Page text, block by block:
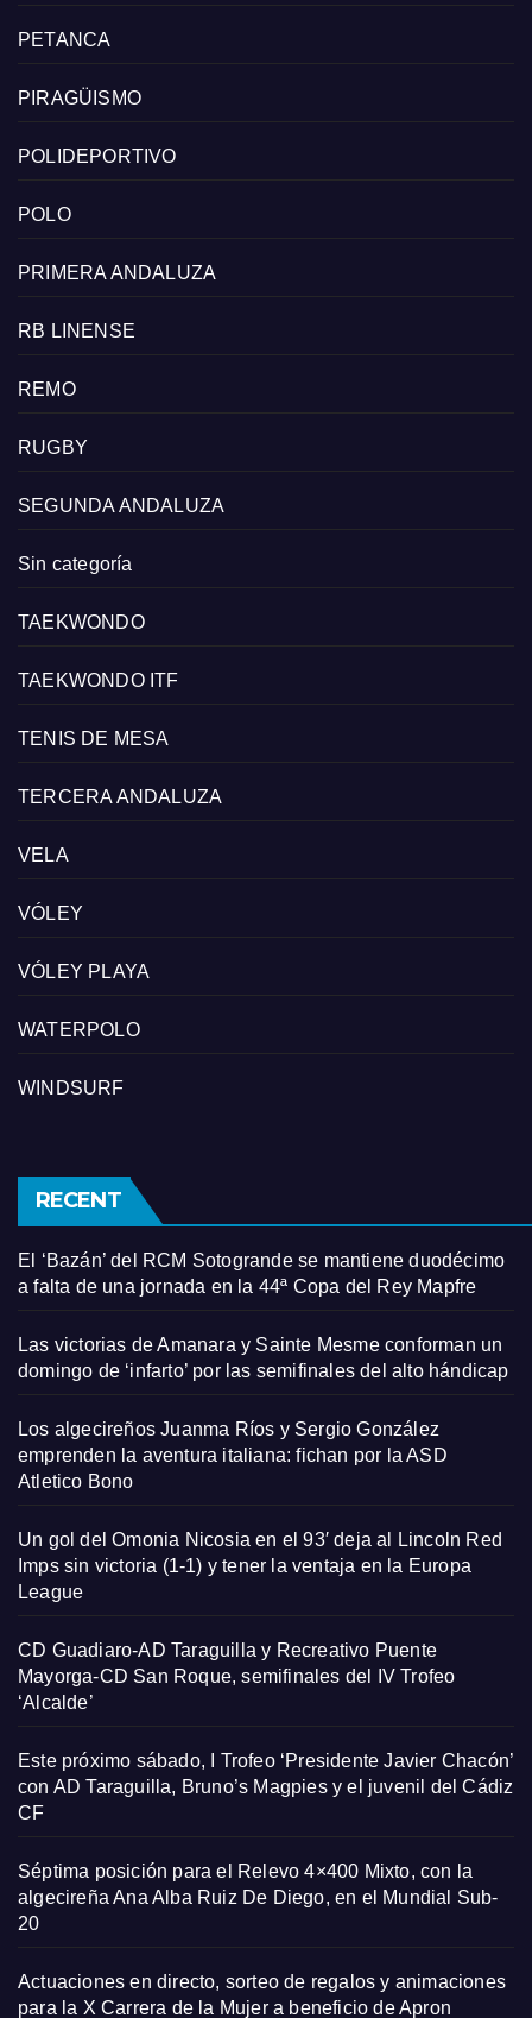
PETANCA
PIRAGÜISMO
POLIDEPORTIVO
POLO
PRIMERA ANDALUZA
RB LINENSE
REMO
RUGBY
SEGUNDA ANDALUZA
Sin categoría
TAEKWONDO
TAEKWONDO ITF
TENIS DE MESA
TERCERA ANDALUZA
VELA
VÓLEY
VÓLEY PLAYA
WATERPOLO
WINDSURF
RECENT
El ‘Bazán’ del RCM Sotogrande se mantiene duodécimo
a falta de una jornada en la 44ª Copa del Rey Mapfre
Las victorias de Amanara y Sainte Mesme conforman un
domingo de ‘infarto’ por las semifinales del alto hándicap
Los algecireños Juanma Ríos y Sergio González
emprenden la aventura italiana: fichan por la ASD
Atletico Bono
Un gol del Omonia Nicosia en el 93′ deja al Lincoln Red
Imps sin victoria (1-1) y tener la ventaja en la Europa
League
CD Guadiaro-AD Taraguilla y Recreativo Puente
Mayorga-CD San Roque, semifinales del IV Trofeo
‘Alcalde’
Este próximo sábado, I Trofeo ‘Presidente Javier Chacón’
con AD Taraguilla, Bruno’s Magpies y el juvenil del Cádiz
CF
Séptima posición para el Relevo 4×400 Mixto, con la
algecireña Ana Alba Ruiz De Diego, en el Mundial Sub-
20
Actuaciones en directo, sorteo de regalos y animaciones
para la X Carrera de la Mujer a beneficio de Apron